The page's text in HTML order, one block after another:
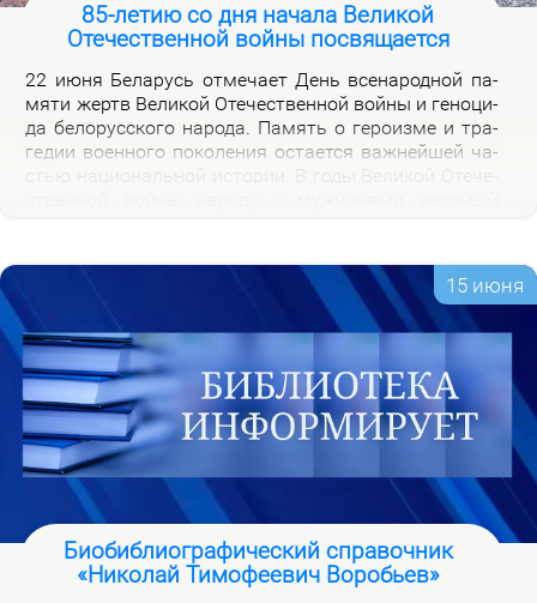
85-летию со дня начала Великой
Отечественной войны посвящается
22 июня Бе­ла­русь от­ме­ча­ет День все­на­род­ной па­
мя­ти жертв Ве­ли­кой Оте­че­ствен­ной вой­ны и ге­но­ци­
да бе­ло­рус­ско­го на­ро­да. Па­мять о ге­ро­из­ме и тра­
ге­дии во­ен­но­го по­ко­ле­ния оста­ет­ся важ­ней­шей ча­
ских от­ря­дах.
15 июня
Биобиблиографический справочник
«Николай Тимофеевич Воробьев»